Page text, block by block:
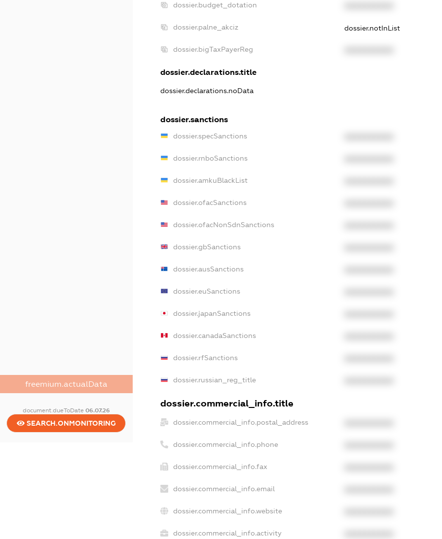
freemium.actualData
document.dueToDate 06.07.26
SEARCH.ONMONITORING
dossier.budget_dotation
dossier.palne_akciz dossier.notInList
dossier.bigTaxPayerReg
dossier.declarations.title
dossier.declarations.noData
dossier.sanctions
dossier.specSanctions
dossier.rnboSanctions
dossier.amkuBlackList
dossier.ofacSanctions
dossier.ofacNonSdnSanctions
dossier.gbSanctions
dossier.ausSanctions
dossier.euSanctions
dossier.japanSanctions
dossier.canadaSanctions
dossier.rfSanctions
dossier.russian_reg_title
dossier.commercial_info.title
dossier.commercial_info.postal_address
dossier.commercial_info.phone
dossier.commercial_info.fax
dossier.commercial_info.email
dossier.commercial_info.website
dossier.commercial_info.activity